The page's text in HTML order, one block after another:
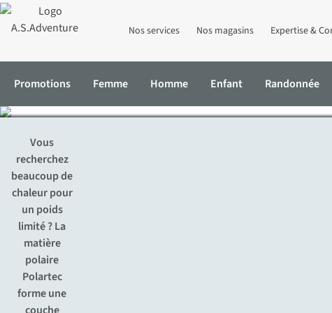
Nos services Nos magasins Expertise &
Promotions Femme Homme Enfant Randonnée
Accueil Expertise & Conseils Tout sur Polartec
Tout ce
Vous
recherchez
beaucoup de
chaleur pour
un poids
limité ? La
matière
polaire
Polartec
forme une